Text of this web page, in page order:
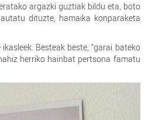
argazki guztiak bildu eta, boto
dituzte, hamaika konparaketa
Besteak beste, “garai bateko
herriko hainbat pertsona famatu